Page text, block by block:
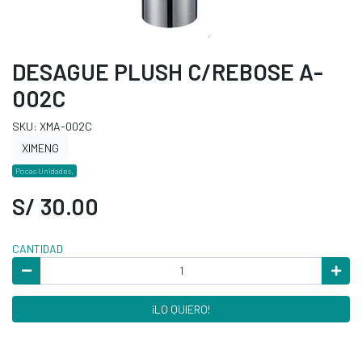
DESAGUE PLUSH C/REBOSE A-
002C
SKU: XMA-002C
XIMENG
Pocas Unidades.
S/ 30.00
CANTIDAD
¡LO QUIERO!